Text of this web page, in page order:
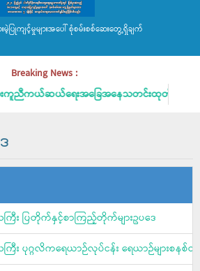
ပြုကျင့်မှုများအပေါ် စုံစမ်းစစ်ဆေးတွေ့ရှိချက်
Breaking News :
ကယ်ဆယ်ရေးအခြေအနေသတင်းထုတ်ပြန်ခြင်း
ြီး ပြတိုက်နှင့်စာကြည့်တိုက်များဥပဒေ
း ပုဂ္ဂလိကရေယာဉ်လုပ်ငန်း ရေယာဉ်များစနစ်တ